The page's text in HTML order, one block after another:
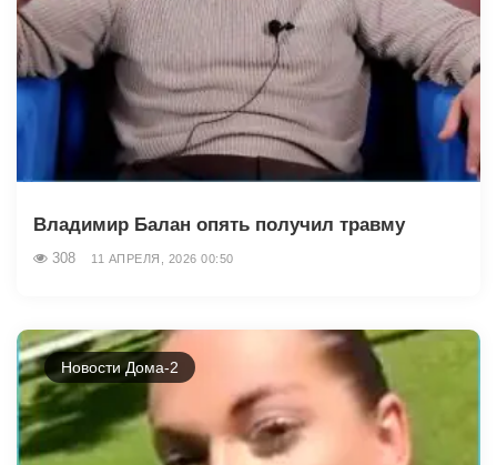
Владимир Балан опять получил травму
308 11 АПРЕЛЯ, 2026 00:50
Новости Дома-2